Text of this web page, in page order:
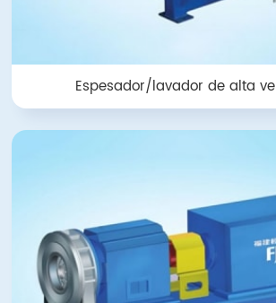
Espesador/lavador de alta